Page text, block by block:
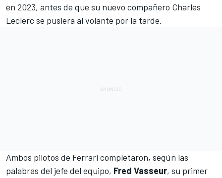
en 2023, antes de que su nuevo compañero Charles
Leclerc se pusiera al volante por la tarde.
Ambos pilotos de Ferrari completaron, según las
palabras del jefe del equipo, Fred Vasseur, su primer